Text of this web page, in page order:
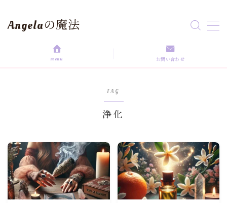
Angelaの魔法
love magic
Rituals
menu お問い合わせ
TAG
浄化